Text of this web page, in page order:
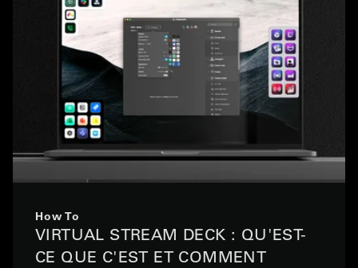
How To
VIRTUAL STREAM DECK : QU'EST-
CE QUE C'EST ET COMMENT